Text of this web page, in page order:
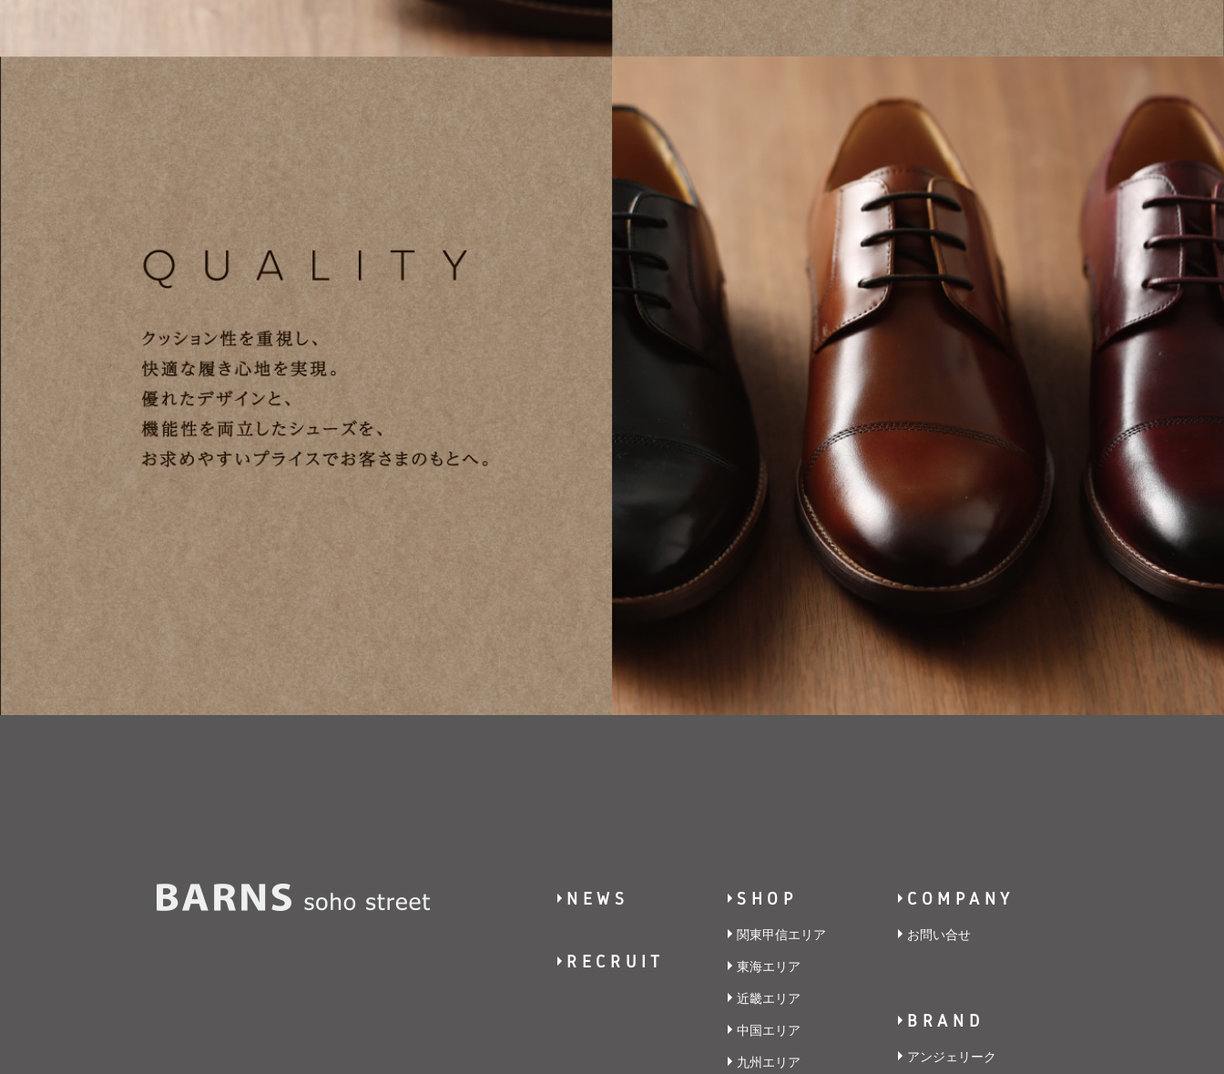
NEWS
RECRUIT
SHOP
関東甲信エリア
東海エリア
近畿エリア
中国エリア
九州エリア
COMPANY
お問い合せ
BRAND
アンジェリーク